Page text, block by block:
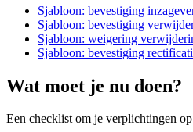
Sjabloon: bevestiging
Sjabloon: bevestiging
Sjabloon: weigering
Sjabloon: bevestiging
Wat moet je nu doen?
Een checklist om je verplichtingen